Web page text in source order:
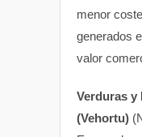
menor
generados
valor
Verduras y
(Vehortu)